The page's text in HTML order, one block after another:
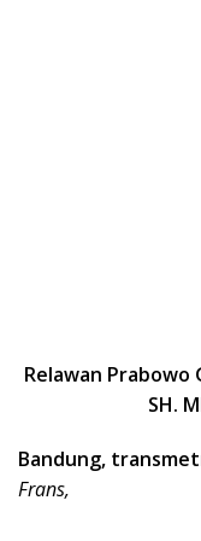
Relawan Prabowo
SH.
Bandung,
Frans,